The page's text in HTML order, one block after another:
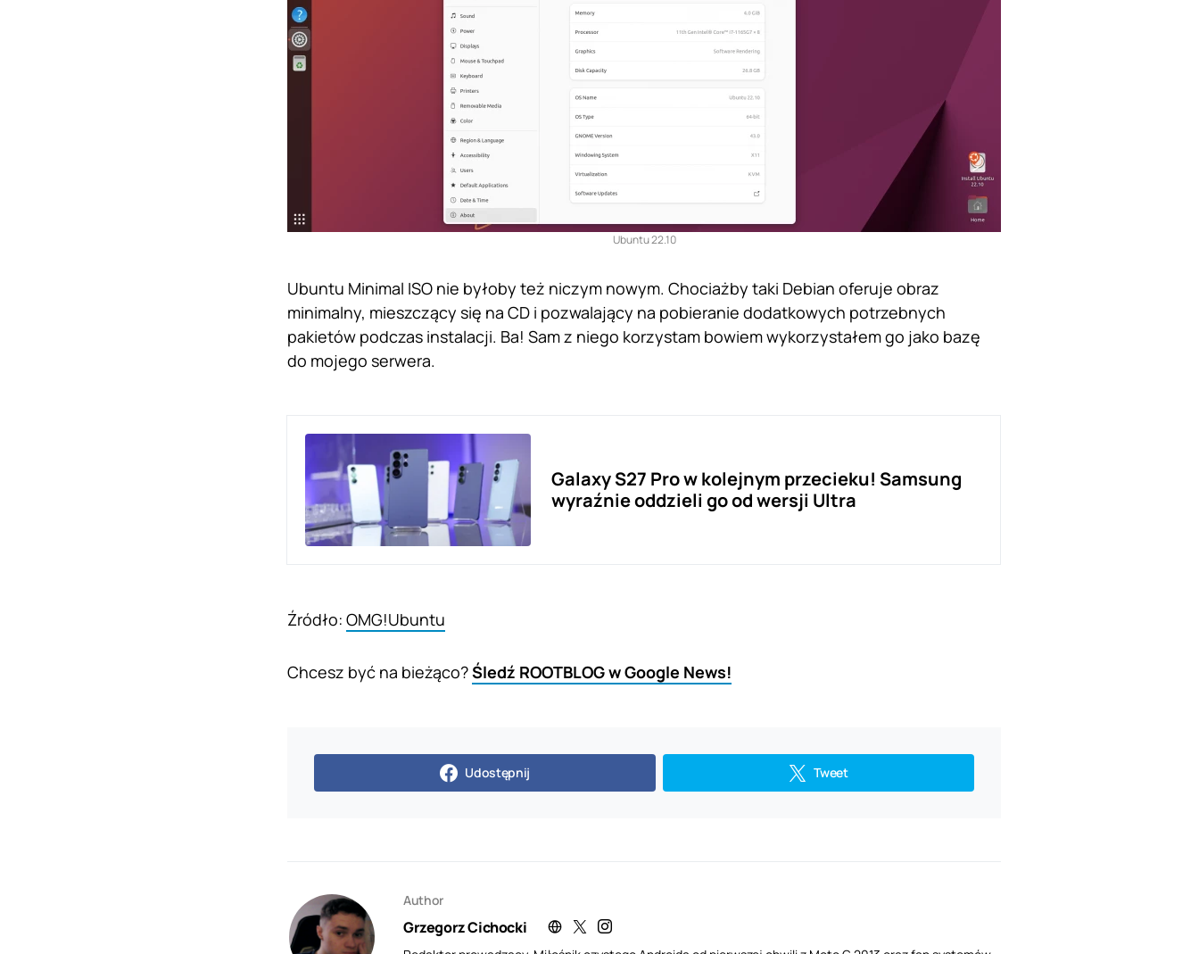
Ubuntu 22.10
Ubuntu Minimal ISO nie byłoby też niczym nowym. Chociażby taki Debian oferuje obraz
minimalny, mieszczący się na CD i pozwalający na pobieranie dodatkowych potrzebnych
pakietów podczas instalacji. Ba! Sam z niego korzystam bowiem wykorzystałem go jako bazę
do mojego serwera.
Galaxy S27 Pro w kolejnym przecieku! Samsung
wyraźnie oddzieli go od wersji Ultra
Źródło: OMG!Ubuntu
Chcesz być na bieżąco?Śledź ROOTBLOG w Google News!
Udostępnij Tweet
Author
Grzegorz Cichocki